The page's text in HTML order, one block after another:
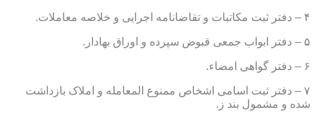
۴ – دفتر ثبت مکاتبات و تقاضانامه اجرایی و خلاصه معاملات.
۵ – دفتر ابواب جمعی قبوض سپرده و اوراق بهادار.
۶ – دفتر گواهی امضاء.
۷ – دفتر ثبت اسامی اشخاص ممنوع المعامله و املاک بازداشت
شده و مشمول بند ز.